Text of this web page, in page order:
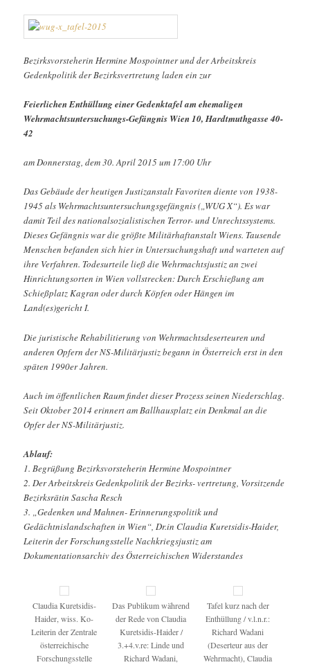
Bezirksvorsteherin Hermine Mospointner und der Arbeitskreis
Gedenkpolitik der Bezirksvertretung laden ein zur
Feierlichen Enthüllung einer Gedenktafel am ehemaligen
Wehrmachtsuntersuchungs-Gefängnis Wien 10, Hardtmuthgasse 40-
42
am Donnerstag, dem 30. April 2015 um 17:00 Uhr
Das Gebäude der heutigen Justizanstalt Favoriten diente von 1938-
1945 als Wehrmachtsuntersuchungsgefängnis („WUG X“). Es war
damit Teil des nationalsozialistischen Terror- und Unrechtssystems.
Dieses Gefängnis war die größte Militärhaftanstalt Wiens. Tausende
Menschen befanden sich hier in Untersuchungshaft und warteten auf
ihre Verfahren. Todesurteile ließ die Wehrmachtsjustiz an zwei
Hinrichtungsorten in Wien vollstrecken: Durch Erschießung am
Schießplatz Kagran oder durch Köpfen oder Hängen im
Land(es)gericht I.
Die juristische Rehabilitierung von Wehrmachtsdeserteuren und
anderen Opfern der NS-Militärjustiz begann in Österreich erst in den
späten 1990er Jahren.
Auch im öffentlichen Raum findet dieser Prozess seinen Niederschlag.
Seit Oktober 2014 erinnert am Ballhausplatz ein Denkmal an die
Opfer der NS-Militärjustiz.
Ablauf:
1. Begrüßung Bezirksvorsteherin Hermine Mospointner
2. Der Arbeitskreis Gedenkpolitik der Bezirks- vertretung, Vorsitzende
Bezirksrätin Sascha Resch
3. „Gedenken und Mahnen- Erinnerungspolitik und
Gedächtnislandschaften in Wien“, Dr.in Claudia Kuretsidis-Haider,
Leiterin der Forschungsstelle Nachkriegsjustiz am
Dokumentationsarchiv des Österreichischen Widerstandes
Claudia Kuretsidis-
Haider, wiss. Ko-
Leiterin der Zentrale
österreichische
Forschungsstelle
Das Publikum während
der Rede von Claudia
Kuretsidis-Haider /
3.+4.v.re: Linde und
Richard Wadani,
Tafel kurz nach der
Enthüllung / v.l.n.r.:
Richard Wadani
(Deserteur aus der
Wehrmacht), Claudia